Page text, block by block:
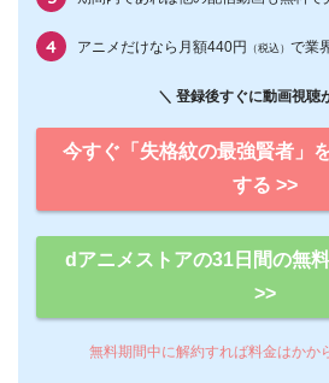
アニメだけなら月額440円 （税込） で業
＼ 登録後すぐに動画視聴
今すぐ「失格紋の最強賢者」
する >>
dアニメストアの31日間の無
>>
無料期間中に解約すれば料金はかか